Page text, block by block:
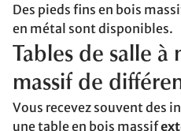
Des pieds fins en bois
en métal sont disponibles.
Tables de salle
massif de
Vous recevez souvent des
une table en bois massif